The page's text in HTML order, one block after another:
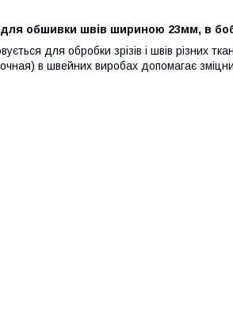
обшивки швів шириною 23мм, в
для обробки зрізів і швів різних
в швейних виробах допомагає